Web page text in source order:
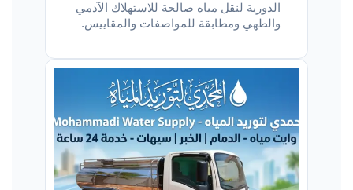
الدورية لنقل مياه صالحة للاستهلاك الآدمي
والطهي ومطابقة للمواصفات والمقاييس.